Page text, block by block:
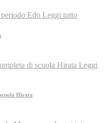
Leggi tutto
Leggi
Hirata